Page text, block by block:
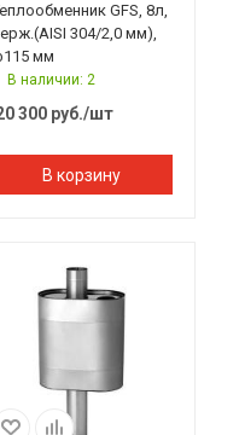
GFS, 8л,
304/2,0 мм),
мм
В наличии: 2
300руб./шт
В корзину